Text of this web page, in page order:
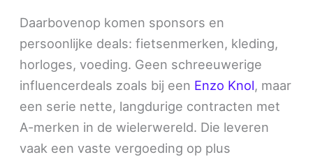
Daarbovenop komen sponsors en
persoonlijke deals: fietsenmerken, kleding,
horloges, voeding. Geen schreeuwerige
influencerdeals zoals bij een Enzo Knol, maar
een serie nette, langdurige contracten met
A-merken in de wielerwereld. Die leveren
vaak een vaste vergoeding op plus